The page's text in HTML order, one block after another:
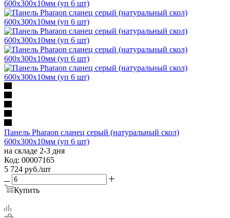
Панель Pharaon сланец серый (натуральный скол)
600х300х10мм (уп 6 шт)
на складе 2-3 дня
Код: 00007165
5 724 руб./шт
Купить